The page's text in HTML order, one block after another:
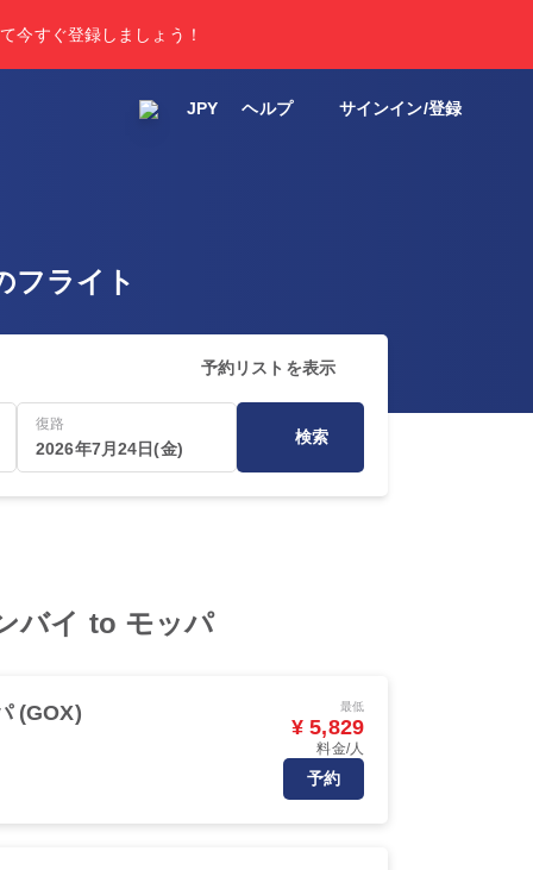
今すぐ登録しましょう！
JPY ヘルプ サインイン/登録
フライト
予約リストを表示
復路
2026年7月24日(金)
検索
バイ to モッパ
(GOX) 最低
¥ 5,829
料金/人
予約